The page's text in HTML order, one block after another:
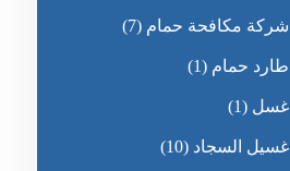
شركة مكافحة حمام (7)
طارد حمام (1)
غسل (1)
غسيل السجاد (10)